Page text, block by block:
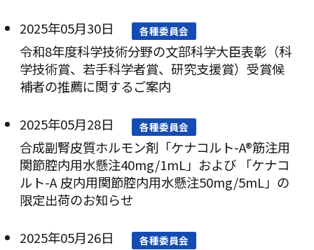
2025年05月30日 各種委員会
令和8年度科学技術分野の文部科学大臣表彰（科
学技術賞、若手科学者賞、研究支援賞）受賞候
補者の推薦に関するご案内
2025年05月28日 各種委員会
合成副腎皮質ホルモン剤「ケナコルト-A®筋注用
関節腔内用水懸注40mg/1mL」および 「ケナコ
ルト-A 皮内用関節腔内用水懸注50mg/5mL」の
限定出荷のお知らせ
2025年05月26日 各種委員会